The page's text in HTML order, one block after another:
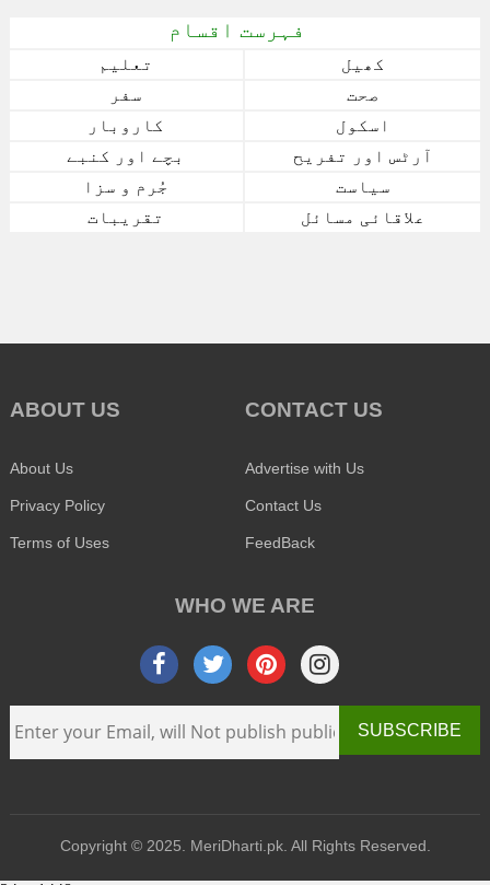
فہرست اقسام
کھیل
تعلیم
صحت
سفر
اسکول
کاروبار
آرٹس اور تفریح
بچے اور کنبے
سیاست
جُرم و سزا
علاقائی مسائل
تقریبات
ABOUT US
About Us
Privacy Policy
Terms of Uses
CONTACT US
Advertise with Us
Contact Us
FeedBack
WHO WE ARE
SUBSCRIBE
Copyright © 2025. MeriDharti.pk. All Rights Reserved.